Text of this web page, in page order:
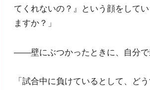
てくれないの？』という顔をして
ますか？」
――壁にぶつかったときに、自分
「試合中に負けているとして、